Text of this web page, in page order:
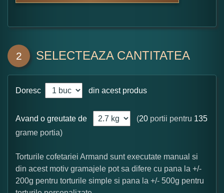
2 SELECTEAZA CANTITATEA
Doresc din acest produs
Avand o greutate de (20 portii pentru 135
grame portia)
Torturile cofetariei Armand sunt executate manual si
din acest motiv gramajele pot sa difere cu pana la +/-
200g pentru torturile simple si pana la +/- 500g pentru